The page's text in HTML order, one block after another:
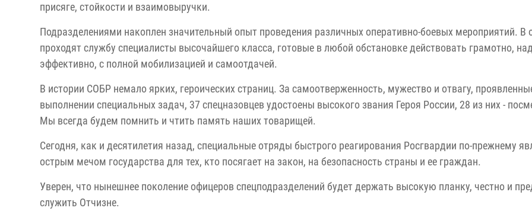
присяге, стойкости и взаимовыручки.
Подразделениями накоплен значительный опыт проведения различных оперативно-боевых мероприятий. В
проходят службу специалисты высочайшего класса, готовые в любой обстановке действовать грамотно,
эффективно, с полной мобилизацией и самоотдачей.
В истории СОБР немало ярких, героических страниц. За самоотверженность, мужество и отвагу,
выполнении специальных задач, 37 спецназовцев удостоены высокого звания Героя России, 28 из них -
Мы всегда будем помнить и чтить память наших товарищей.
Сегодня, как и десятилетия назад, специальные отряды быстрого реагирования Росгвардии по-прежнему
острым мечом государства для тех, кто посягает на закон, на безопасность страны и ее граждан.
Уверен, что нынешнее поколение офицеров спецподразделений будет держать высокую планку, честно и
служить Отчизне.